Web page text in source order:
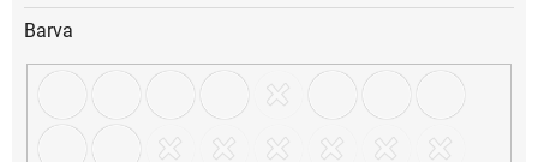
Barva